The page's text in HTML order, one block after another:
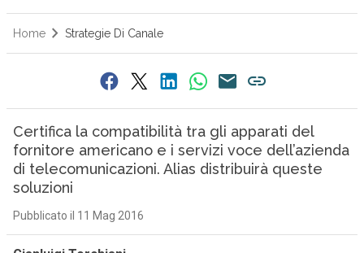
Home Strategie Di Canale
Certifica la compatibilità tra gli apparati del
fornitore americano e i servizi voce dell’azienda
di telecomunicazioni. Alias distribuirà queste
soluzioni
Pubblicato il 11 Mag 2016